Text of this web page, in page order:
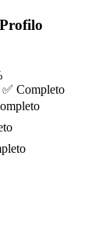
✅ Completo